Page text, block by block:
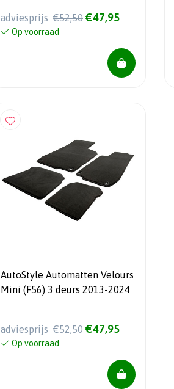
adviesprijs €52,50 €47,95
Op voorraad
AutoStyle Automatten Velours
Mini (F56) 3 deurs 2013-2024
adviesprijs €52,50 €47,95
Op voorraad